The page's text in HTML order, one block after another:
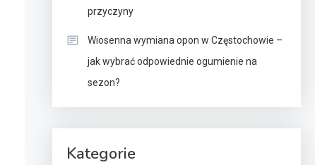
przyczyny
Wiosenna wymiana opon w Częstochowie –
jak wybrać odpowiednie ogumienie na
sezon?
Kategorie